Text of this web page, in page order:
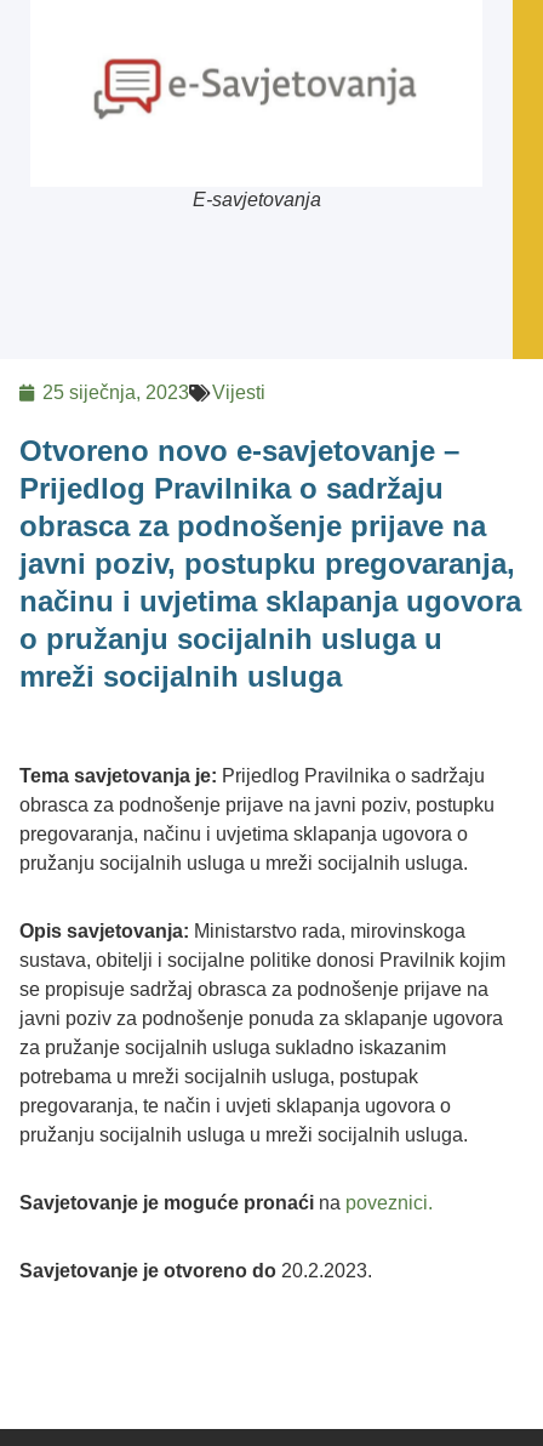
E-savjetovanja
25 siječnja, 2023 Vijesti
Otvoreno novo e-savjetovanje –
Prijedlog Pravilnika o sadržaju
obrasca za podnošenje prijave na
javni poziv, postupku pregovaranja,
načinu i uvjetima sklapanja ugovora
o pružanju socijalnih usluga u
mreži socijalnih usluga
Tema savjetovanja je: Prijedlog Pravilnika o sadržaju
obrasca za podnošenje prijave na javni poziv, postupku
pregovaranja, načinu i uvjetima sklapanja ugovora o
pružanju socijalnih usluga u mreži socijalnih usluga.
Opis savjetovanja: Ministarstvo rada, mirovinskoga
sustava, obitelji i socijalne politike donosi Pravilnik kojim
se propisuje sadržaj obrasca za podnošenje prijave na
javni poziv za podnošenje ponuda za sklapanje ugovora
za pružanje socijalnih usluga sukladno iskazanim
potrebama u mreži socijalnih usluga, postupak
pregovaranja, te način i uvjeti sklapanja ugovora o
pružanju socijalnih usluga u mreži socijalnih usluga.
Savjetovanje je moguće pronaći na poveznici.
Savjetovanje je otvoreno do 20.2.2023.